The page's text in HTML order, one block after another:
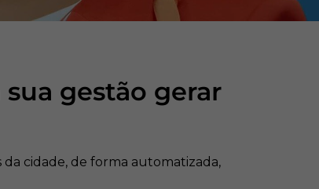
gestão gerar
cidade, de forma automatizada,